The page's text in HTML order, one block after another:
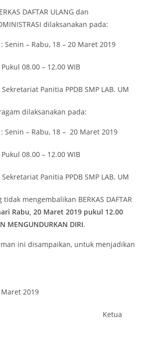
DAFTAR ULANG dan
dilaksanakan pada:
– Rabu, 18 – 20 Maret 2019
– 12.00 WIB
Panitia PPDB SMP LAB. UM
dilaksanakan pada:
– Rabu, 18 – 20 Maret 2019
– 12.00 WIB
Panitia PPDB SMP LAB. UM
tidak mengembalikan BERKAS DAFTAR
Rabu, 20 Maret 2019 pukul 12.00
MENGUNDURKAN DIRI.
ini disampaikan, untuk menjadikan
2019
Ketua